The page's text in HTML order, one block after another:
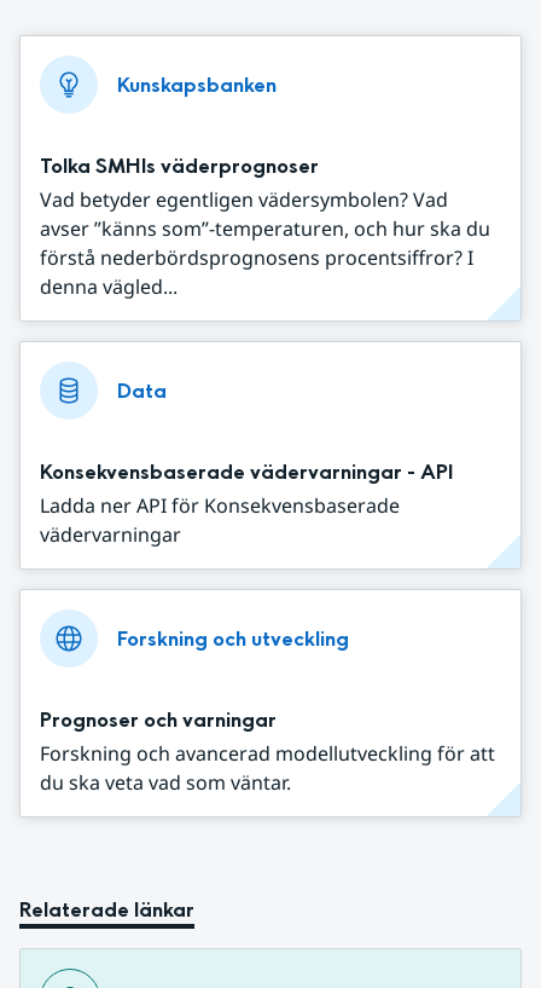
Kunskapsbanken
Tolka SMHIs väderprognoser
Vad betyder egentligen vädersymbolen? Vad
avser ”känns som”-temperaturen, och hur ska du
förstå nederbördsprognosens procentsiffror? I
denna vägled...
Data
Konsekvensbaserade vädervarningar - API
Ladda ner API för Konsekvensbaserade
vädervarningar
Forskning och utveckling
Prognoser och varningar
Forskning och avancerad modellutveckling för att
du ska veta vad som väntar.
Relaterade länkar